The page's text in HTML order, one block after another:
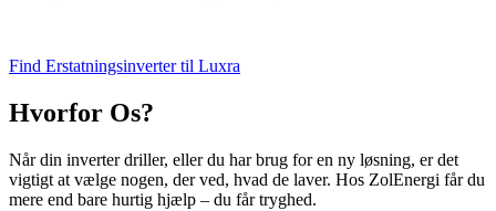
Find Erstatningsinverter til Luxra
Hvorfor Os?
Når din inverter driller, eller du har brug for en ny løsning, er det
vigtigt at vælge nogen, der ved, hvad de laver. Hos ZolEnergi får du
mere end bare hurtig hjælp – du får tryghed.